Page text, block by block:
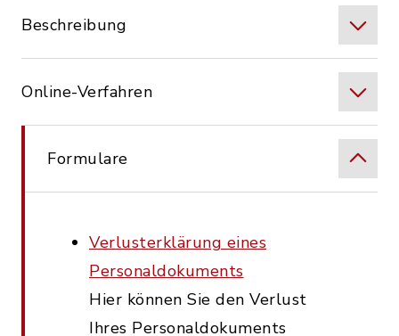
Beschreibung
Online-Verfahren
Formulare
Verlusterklärung eines
Personaldokuments
Hier können Sie den Verlust
Ihres Personaldokuments